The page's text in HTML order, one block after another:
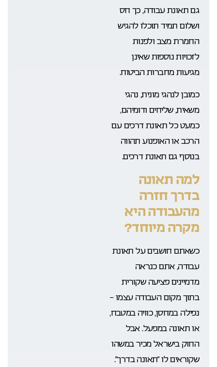
גם תאונת עבודה, כך חס
ושלום תמיד תוכלו להגיש
החמרת מצב ולפנות
לזכויות נוספות שאינן
מגיעות מחברות הביטוח.
כמובן לנהגי מונית, נהגי
משאית, שליחים ודומיהם,
כמעט כל תאונת דרכים עם
הרכב או האופנוע תהווה
בנוסף גם תאונת דרכים.
למה תאונה
בדרך חזרה
מהעבודה היא
מקרה מיוחד?
כשאתם חושבים על תאונת
עבודה, אתם כנראה
מדמיינים פציעה שקורית
בתוך מקום העבודה עצמו –
נפילה במחסן, כוויה במטבח,
או תאונה במפעל. אבל
החוק בישראל מכיר במשהו
שקוראים לו “תאונה בדרך”.